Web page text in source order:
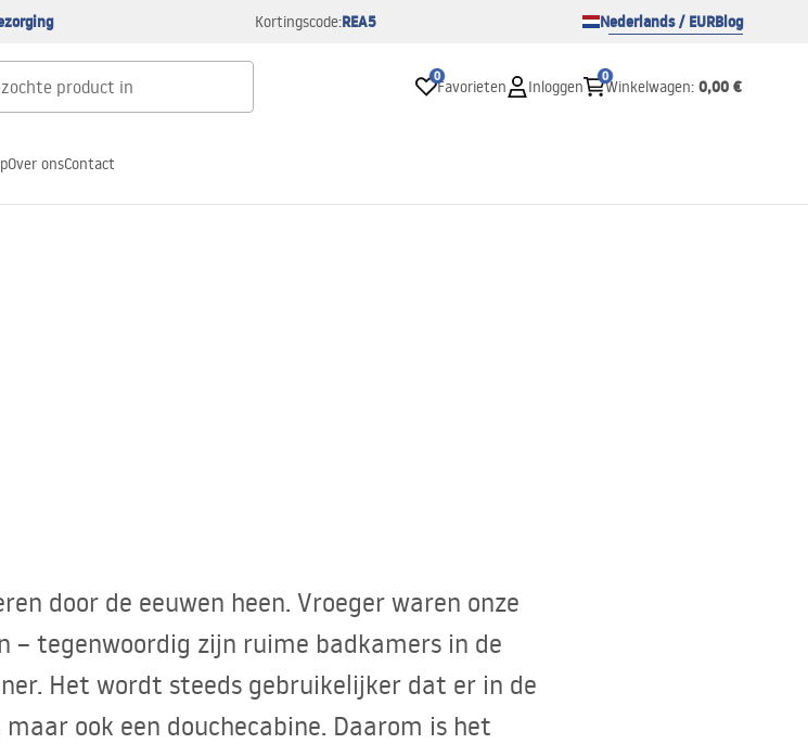
Kortingscode:REA5 Nederlands / EURBlog
0
Favorieten Inloggen
0
Winkelwagen: 0,00 €
Over onsContact
door de eeuwen heen. Vroeger waren onze
– tegenwoordig zijn ruime badkamers in de
Het wordt steeds gebruikelijker dat er in de
ook een douchecabine. Daarom is het